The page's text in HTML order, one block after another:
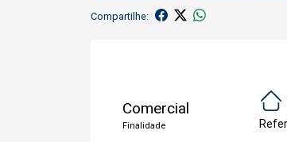
Compartilhe:
Comercial
Finalidade